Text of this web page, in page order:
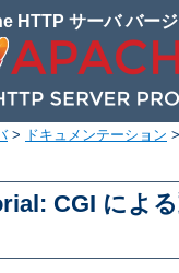
HTTP サーバ バー
> ドキュメンテーション >
CGI によ